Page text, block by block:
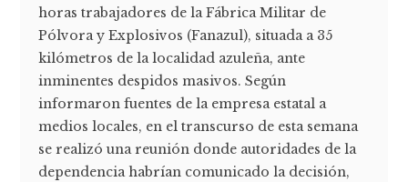
horas trabajadores de la Fábrica Militar de
Pólvora y Explosivos (Fanazul), situada a 35
kilómetros de la localidad azuleña, ante
inminentes despidos masivos. Según
informaron fuentes de la empresa estatal a
medios locales, en el transcurso de esta semana
se realizó una reunión donde autoridades de la
dependencia habrían comunicado la decisión,